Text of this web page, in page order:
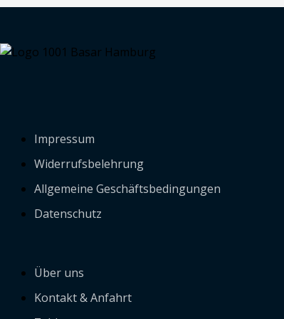
Impressum
Widerrufsbelehrung
Allgemeine Geschäftsbedingungen
Datenschutz
Über uns
Kontakt & Anfahrt